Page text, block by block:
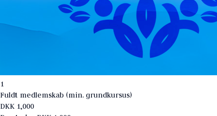
1
Fuldt medlemskab (min. grundkursus)
DKK 1,000